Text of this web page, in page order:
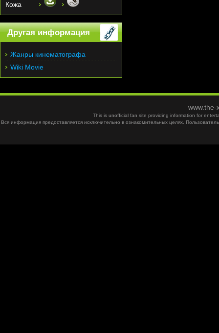
Кожа
Другая информация
Жанры кинематографа
Wiki Movie
This is unofficial fan site providing information for
Вся информация предоставляется исключительно в ознакомительных целях.